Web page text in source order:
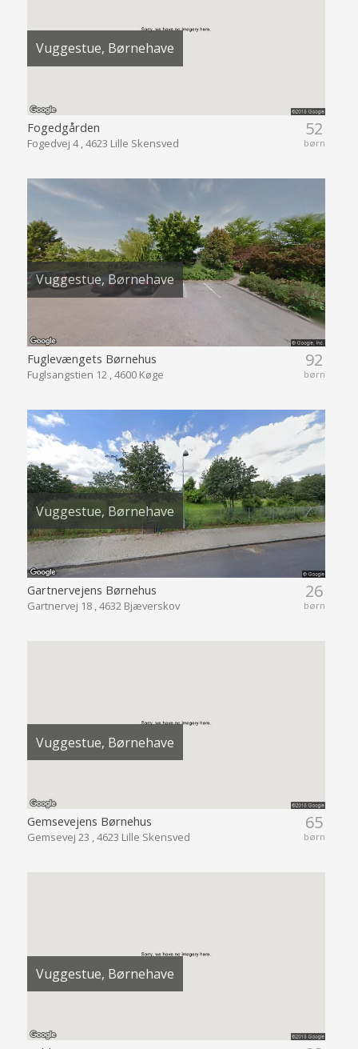
Vuggestue, Børnehave
52
børn
Fogedgården
Fogedvej 4 , 4623 Lille Skensved
Vuggestue, Børnehave
92
børn
Fuglevængets Børnehus
Fuglsangstien 12 , 4600 Køge
Vuggestue, Børnehave
26
børn
Gartnervejens Børnehus
Gartnervej 18 , 4632 Bjæverskov
Vuggestue, Børnehave
65
børn
Gemsevejens Børnehus
Gemsevej 23 , 4623 Lille Skensved
Vuggestue, Børnehave